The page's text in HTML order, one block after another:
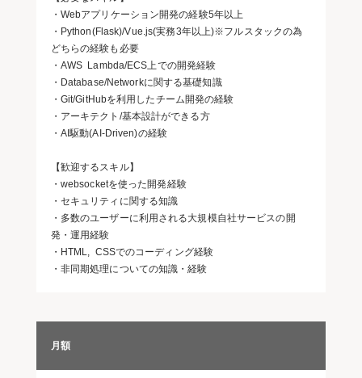
・Webアプリケーション開発の経験5年以上
・Python(Flask)/Vue.js(実務3年以上)※フルスタックの為
どちらの経験も必要
・AWS Lambda/ECS上での開発経験
・Database/Networkに関する基礎知識
・Git/GitHubを利用したチーム開発の経験
・アーキテクト/基本設計ができる方
・AI駆動(AI-Driven)の経験
【歓迎するスキル】
・websocketを使った開発経験
・セキュリティに関する知識
・多数のユーザーに利用される大規模自社サービスの開
発・運用経験
・HTML, CSSでのコーディング経験
・非同期処理についての知識・経験
月額